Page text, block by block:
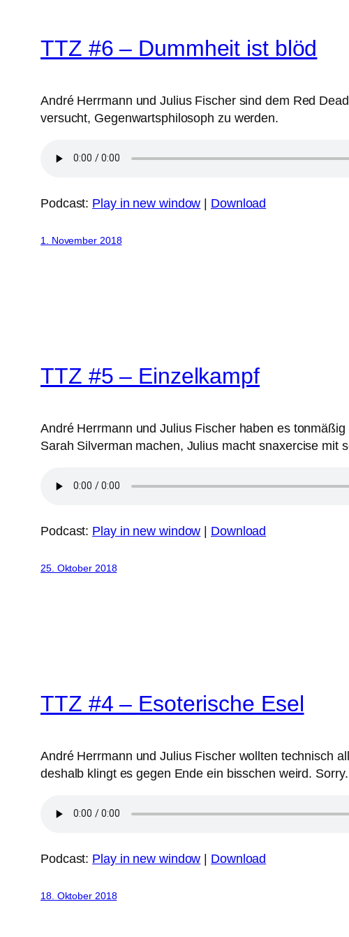
TTZ #6 – Dummheit ist blöd
André Herrmann und Julius Fischer sind dem Red
versucht, Gegenwartsphilosoph zu werden.
Podcast: Play in new window | Download
1. November 2018
TTZ #5 – Einzelkampf
André Herrmann und Julius Fischer haben es
Sarah Silverman machen, Julius macht snaxercise mit
Podcast: Play in new window | Download
25. Oktober 2018
TTZ #4 – Esoterische Esel
André Herrmann und Julius Fischer wollten technisch
deshalb klingt es gegen Ende ein bisschen weird. Sorry.
Podcast: Play in new window | Download
18. Oktober 2018